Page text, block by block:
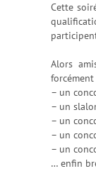
Cette
Alors
– un
– un
– un
– un
– un
… enfin